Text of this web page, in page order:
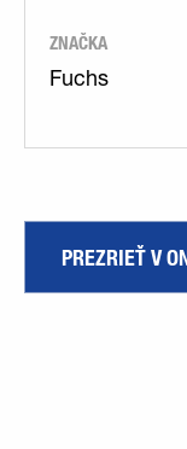
ZNAČKA
Fuchs
PREZRIEŤ V